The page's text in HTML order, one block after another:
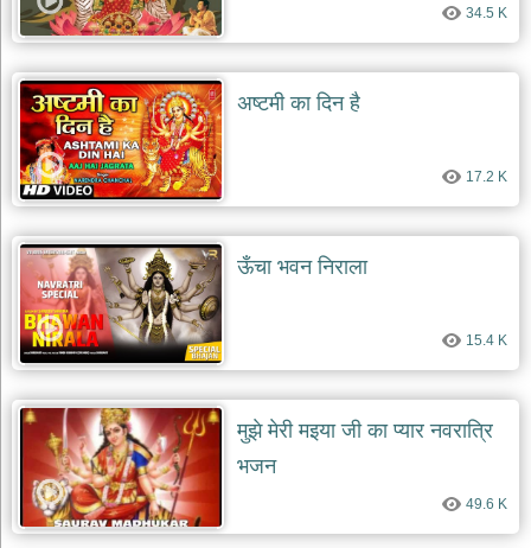
बावा
दयाल
भजन
bawa
lal
dayal
bhajans
शनि
देव
भजन
shani
dev
bhajans
आज
भजन
bhajan
day
भजन
जोड़ें
34.5 K
अष्टमी का दिन है
17.2 K
ऊँचा भवन निराला
15.4 K
मुझे मेरी मइया जी का प्यार नवरात्रि
भजन
49.6 K